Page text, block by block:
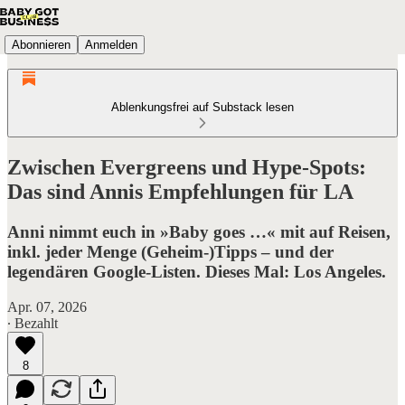
Abonnieren Anmelden
Ablenkungsfrei auf Substack lesen
Zwischen Evergreens und Hype-Spots:
Das sind Annis Empfehlungen für LA
Anni nimmt euch in »Baby goes …« mit auf Reisen,
inkl. jeder Menge (Geheim-)Tipps – und der
legendären Google-Listen. Dieses Mal: Los Angeles.
Apr. 07, 2026
∙ Bezahlt
8